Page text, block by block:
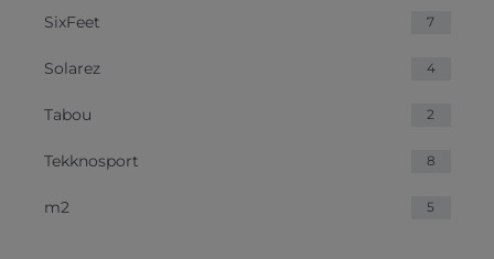
SixFeet 7
Solarez 4
Tabou 2
Tekknosport 8
m2 5